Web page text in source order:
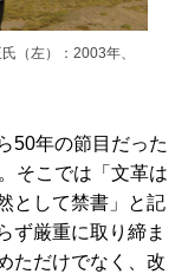
（左）：2003年、
50年の節目だった
そこでは「文革は
として禁書」と記
ず厳重に取り締ま
ただけでなく、改